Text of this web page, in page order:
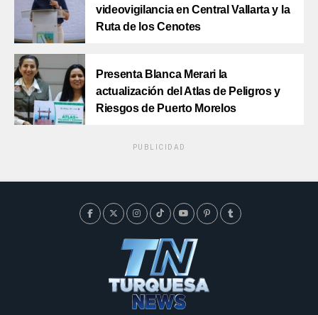
videovigilancia en Central Vallarta y la
Ruta de los Cenotes
Presenta Blanca Merari la
actualización del Atlas de Peligros y
Riesgos de Puerto Morelos
PUBLICIDAD